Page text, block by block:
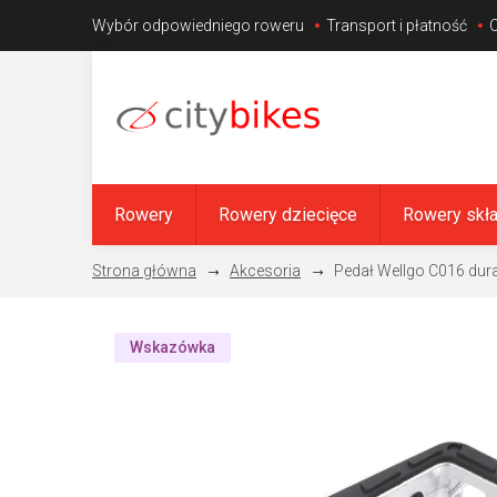
treści
Wybór odpowiedniego roweru Transport i płatność
Rowery Rowery dziecięce Rowery
Akcesoria Pedał Wellgo C016
Wskazówka